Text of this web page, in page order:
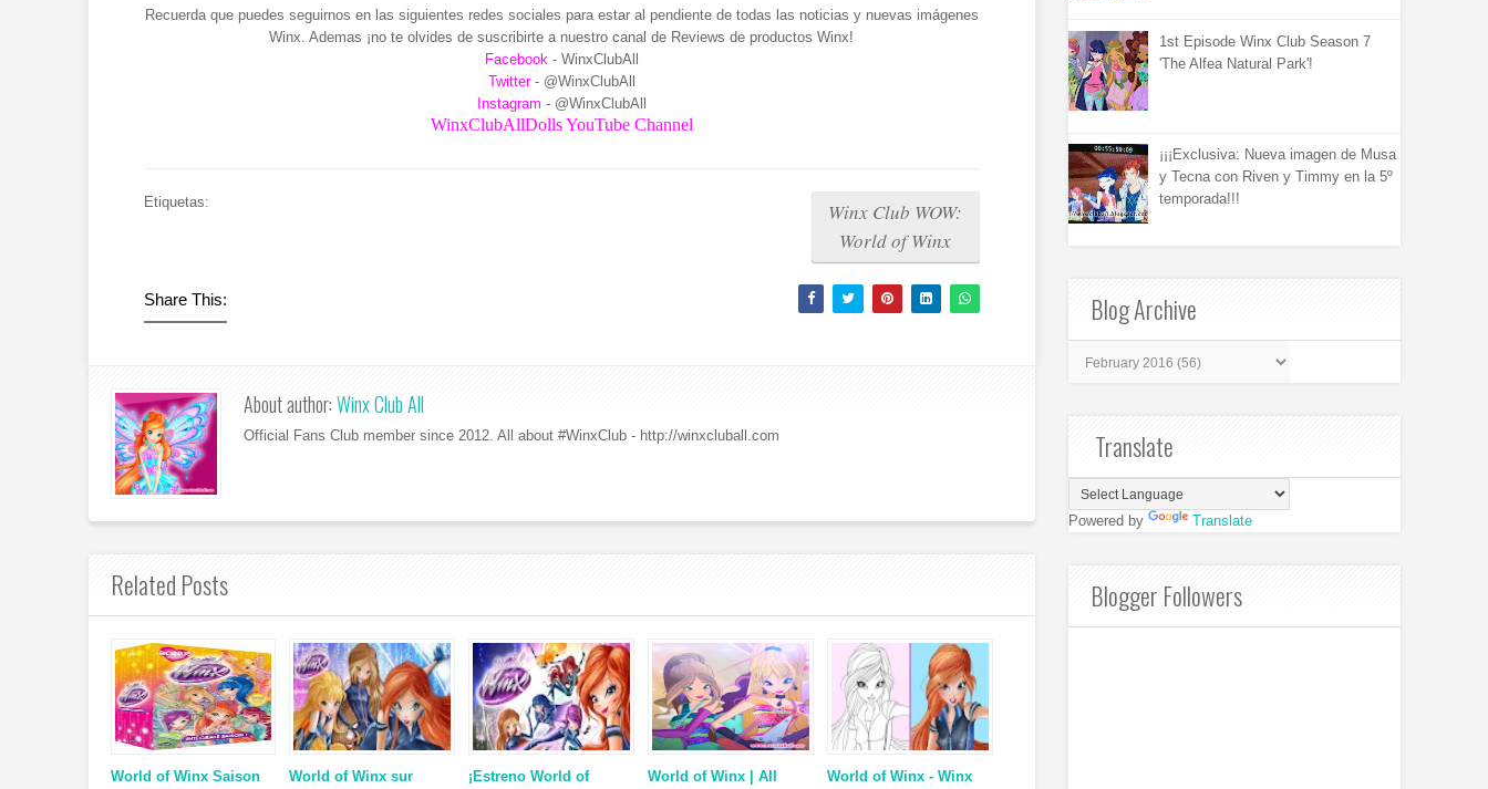
Recuerda que puedes seguirnos en las siguientes redes sociales para estar al pendiente de todas las noticias y nuevas imágenes
Winx. Ademas ¡no te olvides de suscribirte a nuestro canal de Reviews de productos Winx!
Facebook- WinxClubAll
Twitter- @WinxClubAll
Instagram - @WinxClubAll
WinxClubAllDolls YouTube Channel
Etiquetas:
Winx Club WOW:
World of Winx
Share This:
About author:Winx Club All
Official Fans Club member since 2012. All about #WinxClub - http://winxcluball.com
Related Posts
World of Winx Saison
World of Winx sur
¡Estreno World of
World of Winx | All
World of Winx - Winx
1st Episode Winx Club Season 7
'The Alfea Natural Park'!
¡¡¡Exclusiva: Nueva imagen de Musa
y Tecna con Riven y Timmy en la 5º
temporada!!!
Blog Archive
Translate
Powered by Translate
Blogger Followers